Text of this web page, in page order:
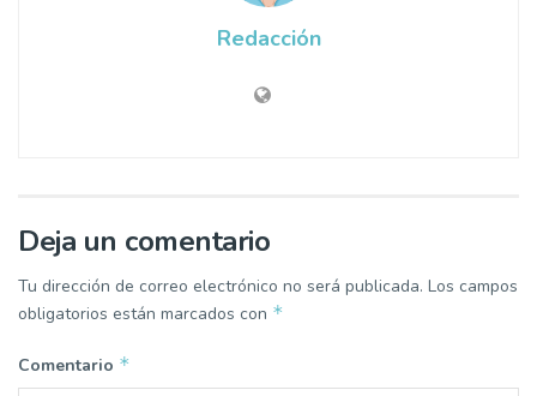
Redacción
Deja un comentario
Tu dirección de correo electrónico no será publicada. Los campos
obligatorios están marcados con *
Comentario *